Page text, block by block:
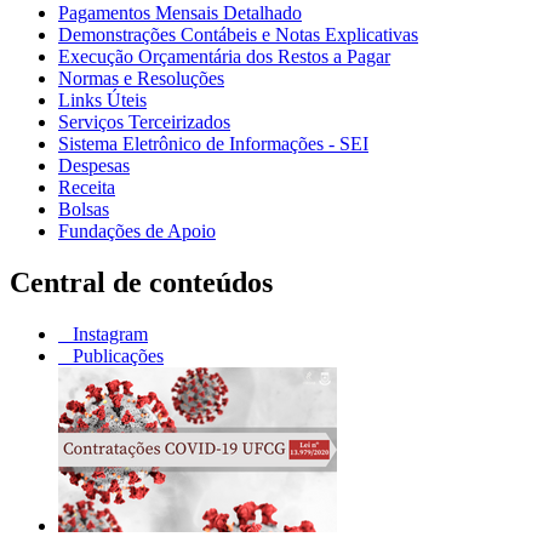
Pagamentos Mensais Detalhado
Demonstrações Contábeis e Notas Explicativas
Execução Orçamentária dos Restos a Pagar
Normas e Resoluções
Links Úteis
Serviços Terceirizados
Sistema Eletrônico de Informações - SEI
Despesas
Receita
Bolsas
Fundações de Apoio
Central de conteúdos
Instagram
Publicações